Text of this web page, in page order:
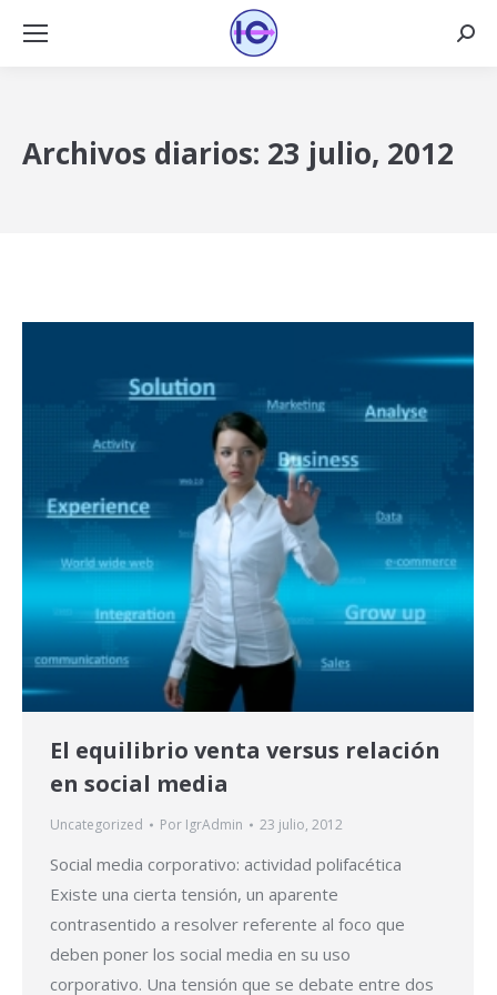
Archivos diarios: 23 julio, 2012
El equilibrio venta versus relación
en social media
Uncategorized Por IgrAdmin 23 julio, 2012
Social media corporativo: actividad polifacética
Existe una cierta tensión, un aparente
contrasentido a resolver referente al foco que
deben poner los social media en su uso
corporativo. Una tensión que se debate entre dos